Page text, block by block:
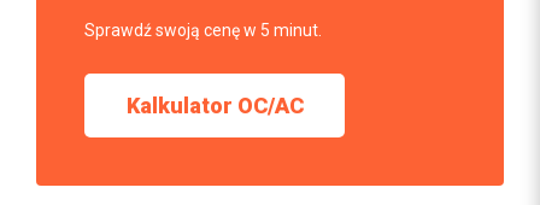
Sprawdź swoją cenę w 5 minut.
Kalkulator OC/AC